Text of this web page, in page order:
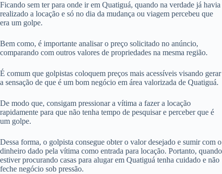
Ficando sem ter para onde ir em Quatiguá, quando na verdade já havia
realizado a locação e só no dia da mudança ou viagem percebeu que
era um golpe.
Bem como, é importante analisar o preço solicitado no anúncio,
comparando com outros valores de propriedades na mesma região.
É comum que golpistas coloquem preços mais acessíveis visando gerar
a sensação de que é um bom negócio em área valorizada de Quatiguá.
De modo que, consigam pressionar a vítima a fazer a locação
rapidamente para que não tenha tempo de pesquisar e perceber que é
um golpe.
Dessa forma, o golpista consegue obter o valor desejado e sumir com o
dinheiro dado pela vítima como entrada para locação. Portanto, quando
estiver procurando casas para alugar em Quatiguá tenha cuidado e não
feche negócio sob pressão.